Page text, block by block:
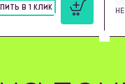
В 1 КЛИК